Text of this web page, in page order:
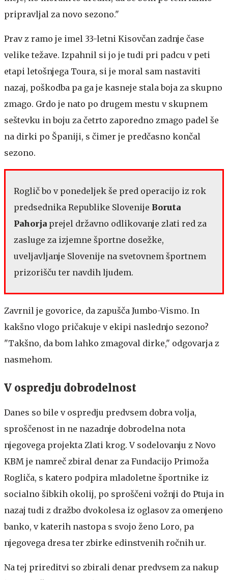
pripravljal za novo sezono."
Prav z ramo je imel 33-letni Kisovčan zadnje čase
velike težave. Izpahnil si jo je tudi pri padcu v peti
etapi letošnjega Toura, si je moral sam nastaviti
nazaj, poškodba pa ga je kasneje stala boja za skupno
zmago. Grdo je nato po drugem mestu v skupnem
seštevku in boju za četrto zaporedno zmago padel še
na dirki po Španiji, s čimer je predčasno končal
sezono.
Roglič bo v ponedeljek še pred operacijo iz rok
predsednika Republike Slovenije Boruta
Pahorja prejel državno odlikovanje zlati red za
zasluge za izjemne športne dosežke,
uveljavljanje Slovenije na svetovnem športnem
prizorišču ter navdih ljudem.
Zavrnil je govorice, da zapušča Jumbo-Vismo. In
kakšno vlogo pričakuje v ekipi naslednjo sezono?
"Takšno, da bom lahko zmagoval dirke," odgovarja z
nasmehom.
V ospredju dobrodelnost
Danes so bile v ospredju predvsem dobra volja,
sproščenost in ne nazadnje dobrodelna nota
njegovega projekta Zlati krog. V sodelovanju z Novo
KBM je namreč zbiral denar za Fundacijo Primoža
Rogliča, s katero podpira mladoletne športnike iz
socialno šibkih okolij, po sproščeni vožnji do Ptuja in
nazaj tudi z dražbo dvokolesa iz oglasov za omenjeno
banko, v katerih nastopa s svojo ženo Loro, pa
njegovega dresa ter zbirke edinstvenih ročnih ur.
Na tej prireditvi so zbirali denar predvsem za nakup